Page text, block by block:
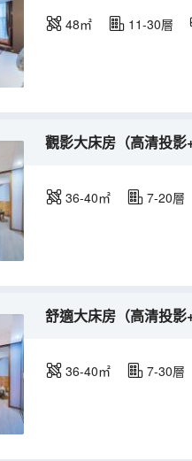
48㎡ 11-30層
觀影大床房（高清投影
36-40㎡ 7-20層
舒適大床房（高清投影
36-40㎡ 7-30層